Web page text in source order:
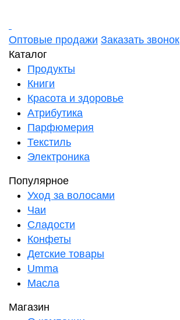
Оптовые продажи Заказать звонок
Каталог
Продукты
Книги
Красота и здоровье
Атрибутика
Парфюмерия
Текстиль
Электроника
Популярное
Уход за волосами
Чаи
Сладости
Конфеты
Детские товары
Umma
Масла
Магазин